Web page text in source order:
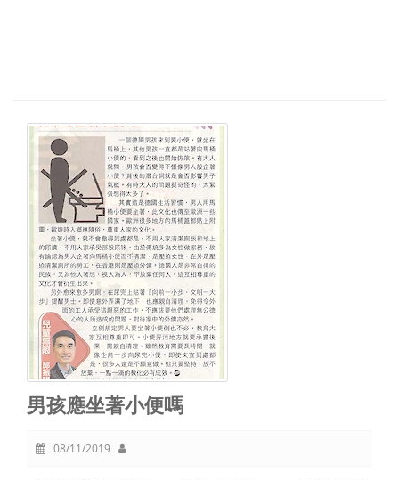
男孩應坐著小便嗎
08/11/2019